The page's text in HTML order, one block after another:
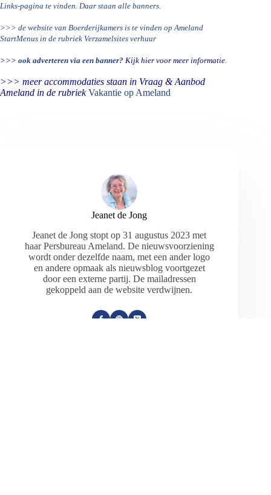
Links-pagina te vinden. Daar staan alle banners.
>>> de website van Boerderijkamers is te vinden op Ameland
StartMenus in de rubriek Verzamelsites verhuur
>>> ook adverteren via een banner? Kijk hier voor meer informatie.
>>> meer accommodaties staan in Vraag & Aanbod
Ameland in de rubriek Vakantie op Ameland
Jeanet de Jong
Jeanet de Jong stopt op 31 augustus 2023 met
haar Persbureau Ameland. De nieuwsvoorziening
wordt onder dezelfde naam, met een ander logo
en andere opmaak als nieuwsblog voortgezet
door een externe partij. De mailadressen
gekoppeld aan de website verdwijnen.